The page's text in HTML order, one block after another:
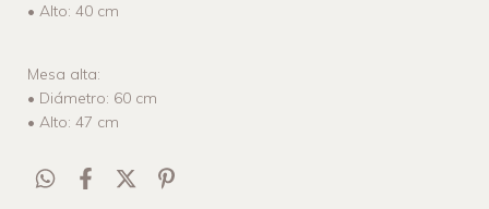
• Alto: 40 cm
Mesa alta:
• Diámetro: 60 cm
• Alto: 47 cm